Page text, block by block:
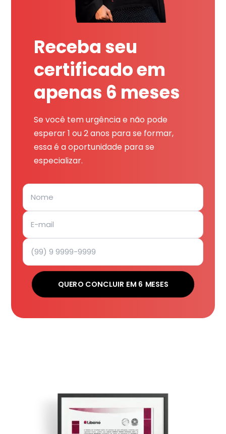
Receba seu
certificado em
apenas 6 meses
Se você tem urgência e não pode
esperar 1 ou 2 anos para se formar,
essa é a oportunidade para se
especializar.
QUERO CONCLUIR EM 6 MESES